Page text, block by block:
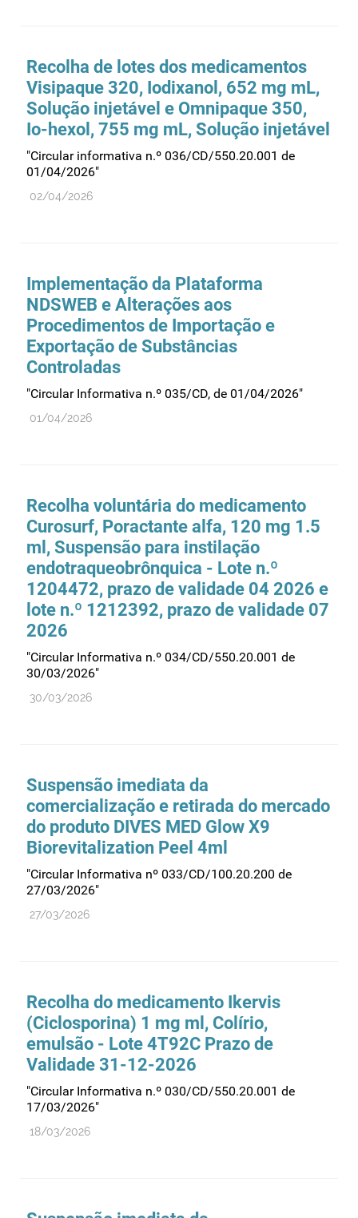
Medicinas alternativas
Nanotecnologia
Planeamento
Plantas medicinais
Prescrição
Publicidade
Qualidade e normalização
Reações adversas
Recursos humanos
Registo
Regulamentação
Supervisão do mercado
Taxas
Tecnologias da saúde
Utilização
Vigilância de cosméticos
Vigilância de dispositivos médicos
Recolha de lotes dos medicamentos
Visipaque 320, Iodixanol, 652 mg mL,
Solução injetável e Omnipaque 350,
Io-hexol, 755 mg mL, Solução injetável
"Circular informativa n.º 036/CD/550.20.001 de
01/04/2026"
02/04/2026
Implementação da Plataforma
NDSWEB e Alterações aos
Procedimentos de Importação e
Exportação de Substâncias
Controladas
"Circular Informativa n.º 035/CD, de 01/04/2026"
01/04/2026
Recolha voluntária do medicamento
Curosurf, Poractante alfa, 120 mg 1.5
ml, Suspensão para instilação
endotraqueobrônquica - Lote n.º
1204472, prazo de validade 04 2026 e
lote n.º 1212392, prazo de validade 07
2026
"Circular Informativa n.º 034/CD/550.20.001 de
30/03/2026"
30/03/2026
Suspensão imediata da
comercialização e retirada do mercado
do produto DIVES MED Glow X9
Biorevitalization Peel 4ml
"Circular Informativa nº 033/CD/100.20.200 de
27/03/2026"
27/03/2026
Recolha do medicamento Ikervis
(Ciclosporina) 1 mg ml, Colírio,
emulsão - Lote 4T92C Prazo de
Validade 31-12-2026
"Circular Informativa n.º 030/CD/550.20.001 de
17/03/2026"
18/03/2026